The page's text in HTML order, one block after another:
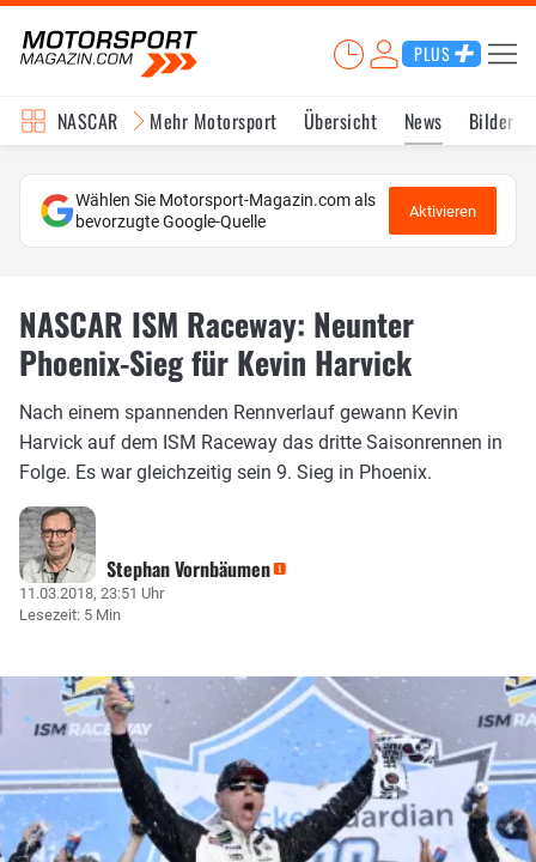
PLUS
NASCAR Mehr Motorsport Übersicht News Bilder
Wählen Sie Motorsport-Magazin.com als
bevorzugte Google-Quelle
Aktivieren
NASCAR ISM Raceway: Neunter
Phoenix-Sieg für Kevin Harvick
Nach einem spannenden Rennverlauf gewann Kevin
Harvick auf dem ISM Raceway das dritte Saisonrennen in
Folge. Es war gleichzeitig sein 9. Sieg in Phoenix.
Stephan Vornbäumen
11.03.2018, 23:51 Uhr
Lesezeit: 5 Min